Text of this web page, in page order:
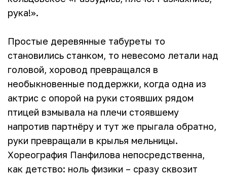
рука!».
Простые деревянные табуреты то
становились станком, то невесомо летали над
головой, хоровод превращался в
необыкновенные поддержки, когда одна из
актрис с опорой на руки стоявших рядом
птицей взмывала на плечи стоявшему
напротив партнёру и тут же прыгала обратно,
руки превращали в крылья мельницы.
Хореография Панфилова непосредственна,
как детство: ноль физики – сразу сквозит